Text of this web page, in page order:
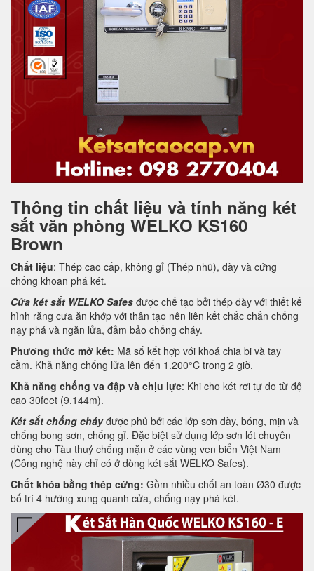
Thông tin chất liệu và tính năng két
sắt văn phòng WELKO KS160
Brown
Chất liệu: Thép cao cấp, không gỉ (Thép nhũ), dày và cứng
chống khoan phá két.
Cửa két sắt WELKO Safes được chế tạo bởi thép dày với thiết kế
hình răng cưa ăn khớp với thân tạo nên liên kết chắc chắn chống
nạy phá và ngăn lửa, đảm bảo chống cháy.
Phương thức mở két: Mã số kết hợp với khoá chia bi và tay
cầm. Khả năng chống lửa lên đến 1.200°C trong 2 giờ.
Khả năng chống va đập và chịu lực: Khi cho két rơi tự do từ độ
cao 30feet (9.144m).
Két sắt chống cháyđược phủ bởi các lớp sơn dày, bóng, mịn và
chống bong sơn, chống gỉ. Đặc biệt sử dụng lớp sơn lót chuyên
dùng cho Tàu thuỷ chống mặn ở các vùng ven biển Việt Nam
(Công nghệ này chỉ có ở dòng két sắt WELKO Safes).
Chốt khóa bằng thép cứng: Gồm nhiều chốt an toàn Ø30 được
bố trí 4 hướng xung quanh cửa, chống nạy phá két.